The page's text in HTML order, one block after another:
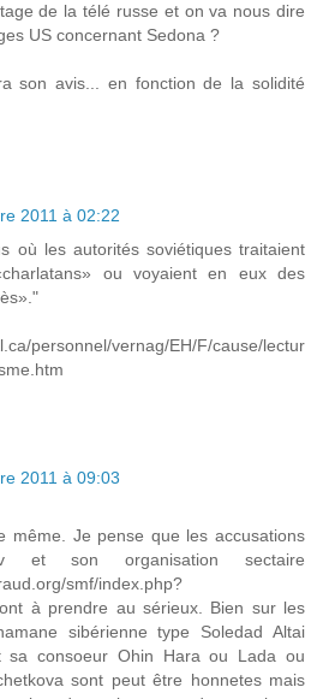
de la télé russe et on va nous dire
US concernant Sedona ?
son avis... en fonction de la solidité
2011 à 02:22
où les autorités soviétiques traitaient
ou voyaient en eux des
personnel/vernag/EH/F/cause/lectur
2011 à 09:03
même. Je pense que les accusations
et son organisation sectaire
smf/index.php?
à prendre au sérieux. Bien sur les
sibérienne type Soledad Altai
sa consoeur Ohin Hara ou Lada ou
sont peut être honnetes mais